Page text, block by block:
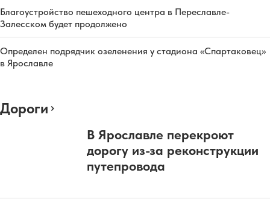
Благоустройство пешеходного центра в Переславле-
Залесском будет продолжено
Определен подрядчик озеленения у стадиона «Спартаковец»
в Ярославле
Дороги
В Ярославле перекроют
дорогу из-за реконструкции
путепровода